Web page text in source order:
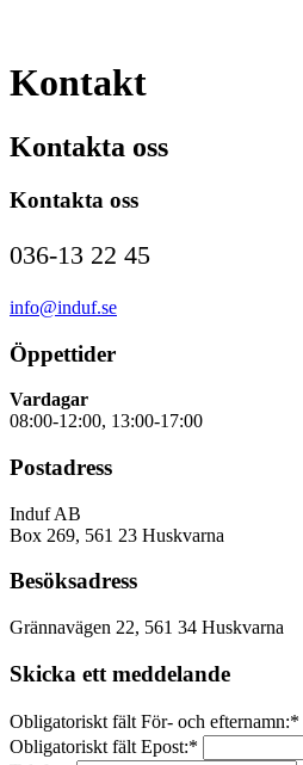
Kontakt
Kontakta oss
Kontakta oss
036-13 22 45
info@induf.se
Öppettider
Vardagar
08:00-12:00, 13:00-17:00
Postadress
Induf AB
Box 269, 561 23 Huskvarna
Besöksadress
Grännavägen 22, 561 34 Huskvarna
Skicka ett meddelande
Obligatoriskt fält För- och efternamn:*
Obligatoriskt fält Epost:*